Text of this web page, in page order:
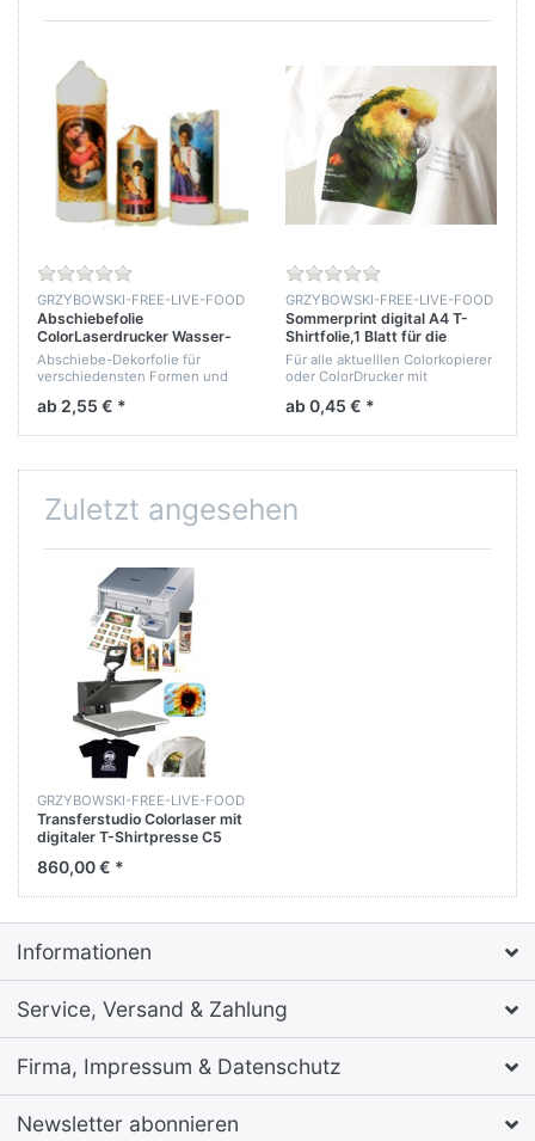
GRZYBOWSKI-FREE-LIVE-FOOD
Abschiebefolie
ColorLaserdrucker Wasser-
SlidePrint-Digital A4 klar
unbedruckt 1 Blatt für
und Glas.-Digital
Abschiebe-Dekorfolie für
verschiedensten Formen und
seitenrichtig aufgedruckt. Die
ab 2,55 € *
GRZYBOWSKI-FREE-LIVE-FOOD
Sommerprint digital A4 T-
Shirtfolie,1 Blatt für die
aktuellen Colorlaserdrucker
Für alle aktuelllen Colorkopierer
oder ColorDrucker mit
Kompatiblitätsliste ist ersichtlich
ab 0,45 € *
Zuletzt angesehen
GRZYBOWSKI-FREE-LIVE-FOOD
Transferstudio Colorlaser mit
digitaler T-Shirtpresse C5
Shirtfolien+ 1x50 Blatt
860,00 € *
Informationen
Service, Versand & Zahlung
Firma, Impressum & Datenschutz
Newsletter abonnieren